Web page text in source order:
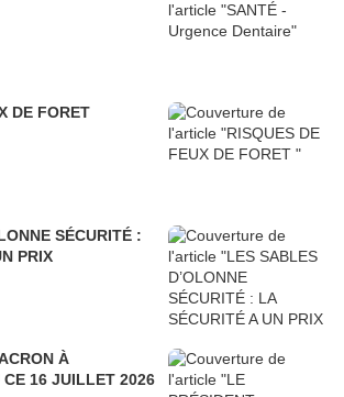
DE FORET
SÉCURITÉ :
PRIX
À
FONTAINEBLEAU CE 16 JUILLET 2026